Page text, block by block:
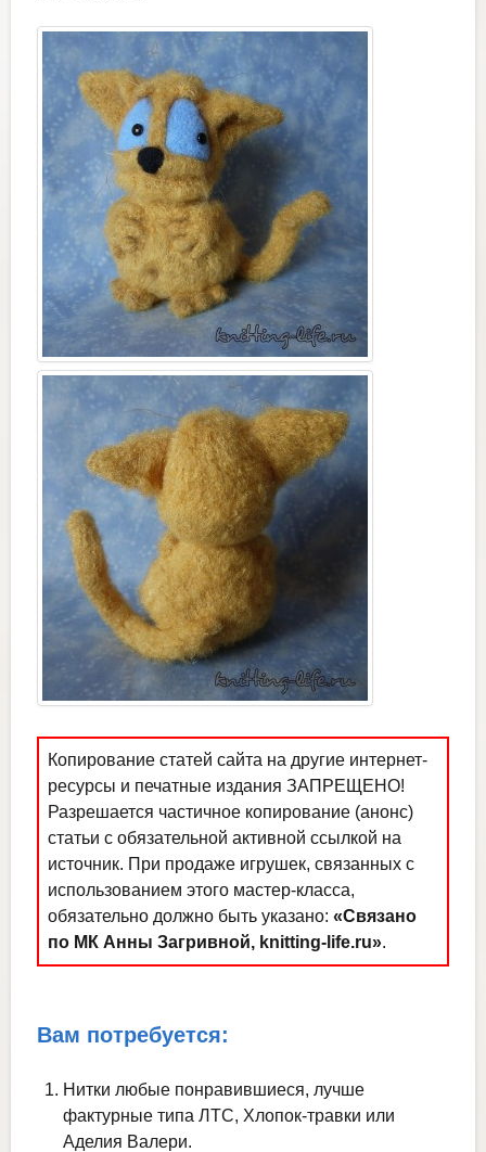
Копирование статей сайта на другие интернет-
ресурсы и печатные издания ЗАПРЕЩЕНО!
Разрешается частичное копирование (анонс)
статьи с обязательной активной ссылкой на
источник. При продаже игрушек, связанных с
использованием этого мастер-класса,
обязательно должно быть указано: «Связано
по МК Анны Загривной, knitting-life.ru».
Вам потребуется:
Нитки любые понравившиеся, лучше
фактурные типа ЛТС, Хлопок-травки или
Аделия Валери.